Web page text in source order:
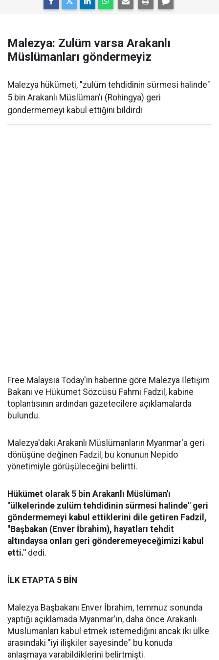
Malezya: Zulüm varsa Arakanlı
Müslümanları göndermeyiz
Malezya hükümeti, "zulüm tehdidinin sürmesi halinde"
5 bin Arakanlı Müslüman'ı (Rohingya) geri
göndermemeyi kabul ettiğini bildirdi
Free Malaysia Today'in haberine göre Malezya İletişim
Bakanı ve Hükümet Sözcüsü Fahmi Fadzil, kabine
toplantısının ardından gazetecilere açıklamalarda
bulundu.
Malezya'daki Arakanlı Müslümanların Myanmar'a geri
dönüşüne değinen Fadzil, bu konunun Nepido
yönetimiyle görüşüleceğini belirtti.
Hükümet olarak 5 bin Arakanlı Müslüman'ı
"ülkelerinde zulüm tehdidinin sürmesi halinde" geri
göndermemeyi kabul ettiklerini dile getiren Fadzil,
"Başbakan (Enver İbrahim), hayatları tehdit
altındaysa onları geri gönderemeyeceğimizi kabul
etti." dedi.
İLK ETAPTA 5 BİN
Malezya Başbakanı Enver İbrahim, temmuz sonunda
yaptığı açıklamada Myanmar'ın, daha önce Arakanlı
Müslümanları kabul etmek istemediğini ancak iki ülke
arasındaki "iyi ilişkiler sayesinde" bu konuda
anlaşmaya varabildiklerini belirtmişti.